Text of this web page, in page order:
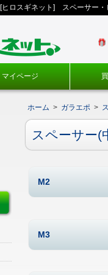
[ヒロスギネット] スペーサー・
マイページ
ホーム > ガラエポ >
スペーサー(
M2
M3